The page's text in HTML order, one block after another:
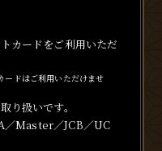
カードをご利用いただ
ドはご利用いただけませ
り扱いです。
／Master／JCB／UC